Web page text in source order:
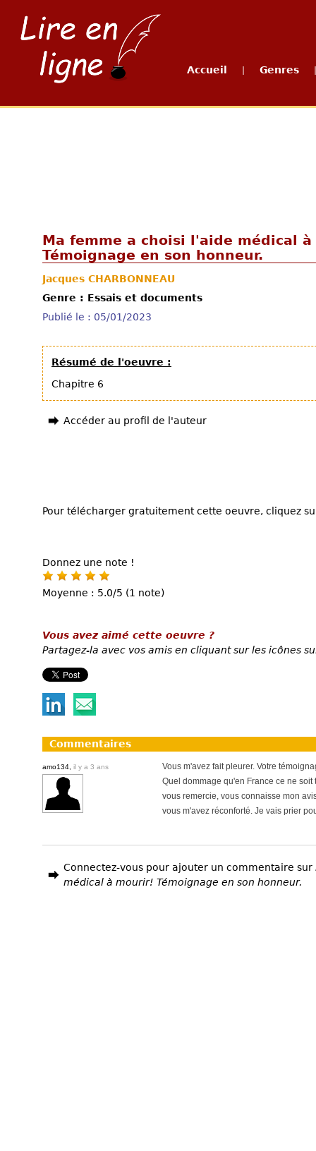
Accueil Genres
Ma femme a choisi l'aide médical
Témoignage en son honneur.
Jacques CHARBONNEAU
Genre : Essais et documents
Publié le : 05/01/2023
Résumé de l'oeuvre :
Chapitre 6
Accéder au profil de l'auteur
Pour télécharger gratuitement cette oeuvre, cliquez
Donnez une note !
Moyenne : 5.0/5 (1 note)
Vous avez aimé cette oeuvre ?
Partagez-la avec vos amis en cliquant sur les icônes
Commentaires
amo134, il y a 3 ans
Vous m'avez fait pleurer. Votre
Quel dommage qu'en France ce ne
vous remercie, vous connaisse mon
vous m'avez réconforté. Je vais prier
Connectez-vous pour ajouter un commentaire sur
médical à mourir! Témoignage en son honneur.